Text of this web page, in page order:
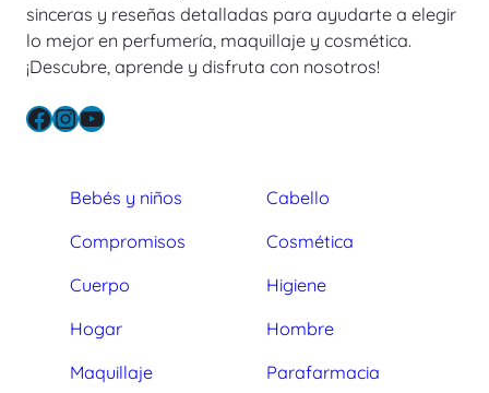
sinceras y reseñas detalladas para ayudarte a elegir
lo mejor en perfumería, maquillaje y cosmética.
¡Descubre, aprende y disfruta con nosotros!
Facebook InstagramYouTube
Bebés y niños
Cabello
Compromisos
Cosmética
Cuerpo
Higiene
Hogar
Hombre
Maquillaje
Parafarmacia